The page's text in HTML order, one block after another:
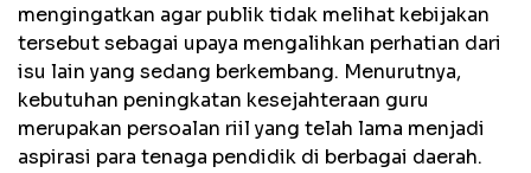
mengingatkan agar publik tidak melihat kebijakan
tersebut sebagai upaya mengalihkan perhatian dari
isu lain yang sedang berkembang. Menurutnya,
kebutuhan peningkatan kesejahteraan guru
merupakan persoalan riil yang telah lama menjadi
aspirasi para tenaga pendidik di berbagai daerah.